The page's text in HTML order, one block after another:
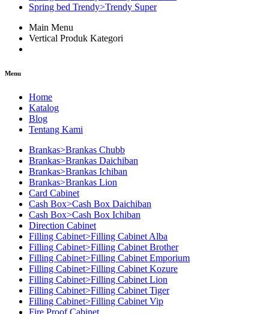
Spring bed Trendy>Trendy Super
Main Menu
Vertical Produk Kategori
Menu
Home
Katalog
Blog
Tentang Kami
Brankas>Brankas Chubb
Brankas>Brankas Daichiban
Brankas>Brankas Ichiban
Brankas>Brankas Lion
Card Cabinet
Cash Box>Cash Box Daichiban
Cash Box>Cash Box Ichiban
Direction Cabinet
Filling Cabinet>Filling Cabinet Alba
Filling Cabinet>Filling Cabinet Brother
Filling Cabinet>Filling Cabinet Emporium
Filling Cabinet>Filling Cabinet Kozure
Filling Cabinet>Filling Cabinet Lion
Filling Cabinet>Filling Cabinet Tiger
Filling Cabinet>Filling Cabinet Vip
Fire Proof Cabinet